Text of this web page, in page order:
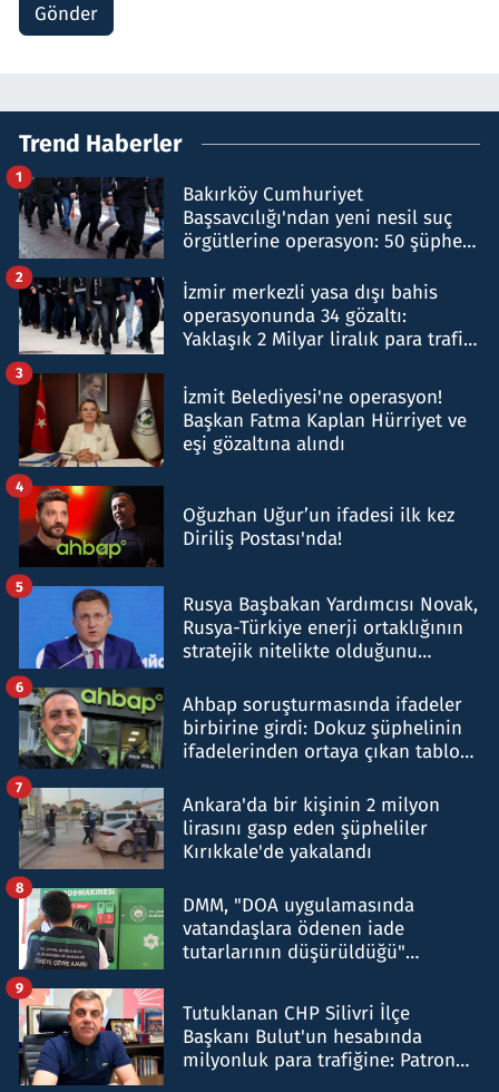
Gönder
Trend Haberler
Bakırköy Cumhuriyet
Başsavcılığı'ndan yeni nesil suç
örgütlerine operasyon: 50 şüpheli
1
İzmir merkezli yasa dışı bahis
operasyonunda 34 gözaltı:
Yaklaşık 2 Milyar liralık para trafiği
2
İzmit Belediyesi'ne operasyon!
Başkan Fatma Kaplan Hürriyet ve
eşi gözaltına alındı
3
Oğuzhan Uğur’un ifadesi ilk kez
Diriliş Postası'nda!
4
Rusya Başbakan Yardımcısı Novak,
Rusya-Türkiye enerji ortaklığının
stratejik nitelikte olduğunu
5
Ahbap soruşturmasında ifadeler
birbirine girdi: Dokuz şüphelinin
ifadelerinden ortaya çıkan tablo
6
Ankara'da bir kişinin 2 milyon
lirasını gasp eden şüpheliler
Kırıkkale'de yakalandı
7
DMM, "DOA uygulamasında
vatandaşlara ödenen iade
tutarlarının düşürüldüğü"
8
Tutuklanan CHP Silivri İlçe
Başkanı Bulut'un hesabında
milyonluk para trafiğine: Patron
9